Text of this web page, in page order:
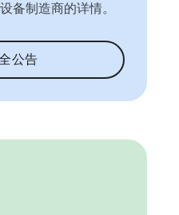
备制造商的详情。
公告